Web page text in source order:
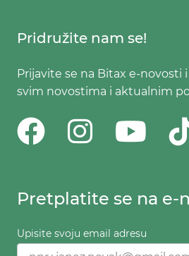
Pridružite nam se!
Prijavite se na Bitax e-novosti
svim novostima i aktualnim
Pretplatite se na e-
Upisite svoju email adresu